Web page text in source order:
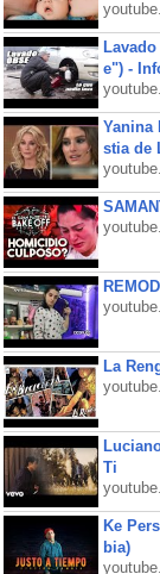
e") -
Yanina
stia de
La
Ti
Ke
bia)